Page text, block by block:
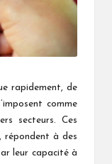
rapidement, de
comme
secteurs. Ces
répondent à des
leur capacité à